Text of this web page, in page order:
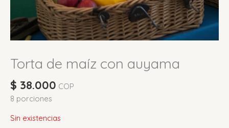
Torta de maíz con auyama
$ 38.000 COP
8 porciones
Sin existencias